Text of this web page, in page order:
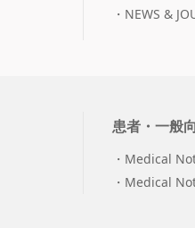
NEWS &
患者・一般
Medical
Medical